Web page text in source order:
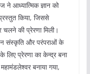
ने आध्यात्मिक ज्ञान को
किया, जिससे
चलने की प्रेरणा मिली।
संस्कृति और परंपराओं के
लिए प्रेरणा का केन्द्र बना
बनाया गया,